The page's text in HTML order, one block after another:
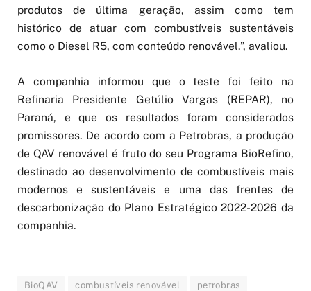
produtos de última geração, assim como tem
histórico de atuar com combustíveis sustentáveis
como o Diesel R5, com conteúdo renovável.”, avaliou.
A companhia informou que o teste foi feito na
Refinaria Presidente Getúlio Vargas (REPAR), no
Paraná, e que os resultados foram considerados
promissores. De acordo com a Petrobras, a produção
de QAV renovável é fruto do seu Programa BioRefino,
destinado ao desenvolvimento de combustíveis mais
modernos e sustentáveis e uma das frentes de
descarbonização do Plano Estratégico 2022-2026 da
companhia.
BioQAV combustíveis renovável petrobras